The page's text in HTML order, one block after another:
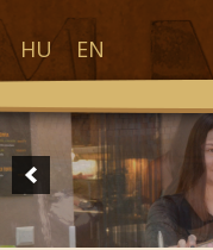
HU EN